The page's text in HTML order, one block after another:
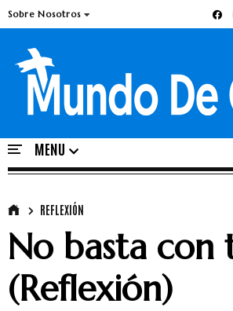
Sobre Nosotros
REFLEXIÓN
No basta con
(Reflexión)